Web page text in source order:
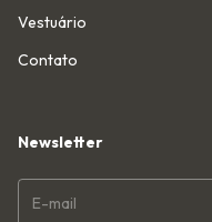
Vestuário
Contato
Newsletter